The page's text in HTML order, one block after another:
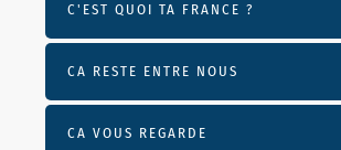
C'EST QUOI TA FRANCE ?
CA RESTE ENTRE NOUS
CA VOUS REGARDE